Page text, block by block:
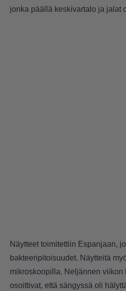
jonka päällä keskivartalo ja jalat
Näytteet toimitettiin Espanjaan,
bakteeripitoisuudet. Näytteitä
mikroskoopilla. Neljännen viikon
osoittivat, että sängyssä oli